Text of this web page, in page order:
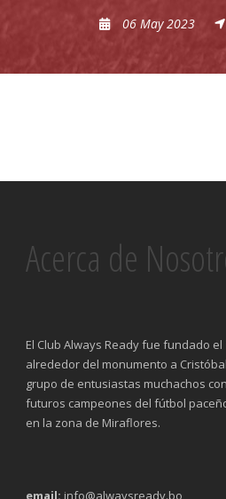
06 May 2023
Acerca de
El Club Always Ready fue fundado el
alrededor del monumento a
grupo de entusiastas muchachos
futuros campeones del fútbol
en la zona de Miraflores.
email: info@alwaysready.bo